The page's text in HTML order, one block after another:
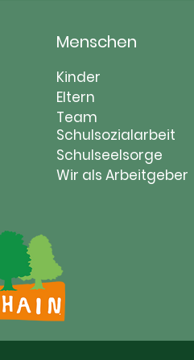
Menschen
Navigation
überspringen
Kinder
Eltern
Team
Schulsozialarbeit
Schulseelsorge
Wir als Arbeitgeber